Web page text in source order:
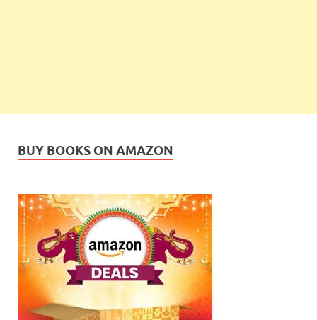
BUY BOOKS ON AMAZON